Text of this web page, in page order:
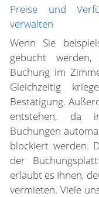
Preise und
verwalten
Wenn Sie
gebucht
Buchung im
Gleichzeitig
Bestätigung.
entstehen, da
Buchungen
blockiert werden.
der
erlaubt es Ihnen,
vermieten. Viele